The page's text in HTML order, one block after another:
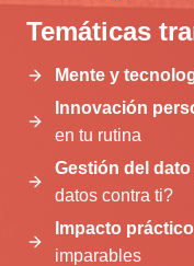
Temáticas
Mente y
Innovación
en tu rutina
Gestión del dato
datos contra ti?
Impacto
imparables